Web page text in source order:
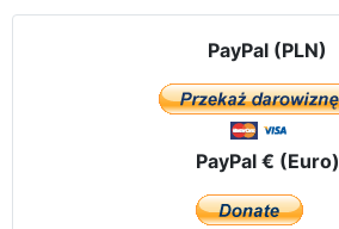
PayPal (PLN)
PayPal € (Euro)